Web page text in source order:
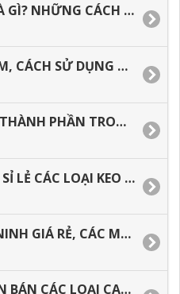
KEO EPOXY LÀ GÌ? NHỮNG CÁCH PHA KEO EPOXY ĐÚNG CÁCH
APOLLO FOAM, CÁCH SỬ DỤNG ĐÚNG CÁCH, HIỆU QUẢ, TIẾT KIỆM
KEO EPOXY 2 THÀNH PHẦN TRONG SUỐT, THOÁT KHÍ TỐT, CHỊU NHIỆT.
CHUYÊN BÁN SỈ LẺ CÁC LOẠI KEO APOLLO SILICONE A300, A500,A600.
CAMERA AN NINH GIÁ RẺ, CÁC MẪU CAMERA DƯỚI 500 NGÀN CÓ TỐT KHÔNG.
SHOP CHUYÊN BÁN CÁC LOẠI CAMERA AN NINH GIÁ RẺ.